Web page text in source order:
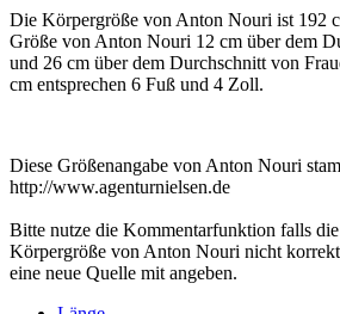
Die Körpergröße von Anton Nouri ist 192
Größe von Anton Nouri 12 cm über dem
und 26 cm über dem Durchschnitt von
cm entsprechen 6 Fuß und 4 Zoll.
Diese Größenangabe von Anton Nouri
http://www.agenturnielsen.de
Bitte nutze die Kommentarfunktion falls die
Körpergröße von Anton Nouri nicht
eine neue Quelle mit angeben.